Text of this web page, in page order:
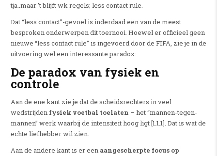
tja..maar ’t blijft wk regels; less contact rule.
Dat “less contact”-gevoel is inderdaad een van de meest
besproken onderwerpen dit toernooi. Hoewel er officieel geen
nieuwe “less contact rule” is ingevoerd door de FIFA, zie je in de
uitvoering wel een interessante paradox:
De paradox van fysiek en
controle
Aan de ene kant zie je dat de scheidsrechters in veel
wedstrijden fysiek voetbal toelaten – het “mannen-tegen-
mannen” werk waarbij de intensiteit hoog ligt [1.1.1]. Dat is wat de
echte liefhebber wil zien.
Aan de andere kant is er een aangescherpte focus op